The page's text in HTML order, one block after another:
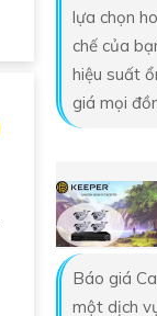
lựa chọn
chế của
hiệu suất
giá mọi
Báo giá
một dịch